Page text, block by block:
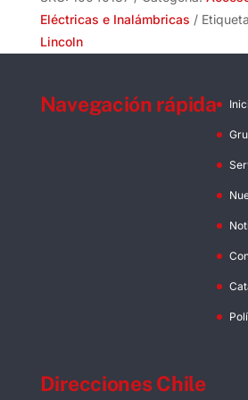
Eléctricas e Inalámbricas
Lincoln
Navegación rápida
Direcciones Chile